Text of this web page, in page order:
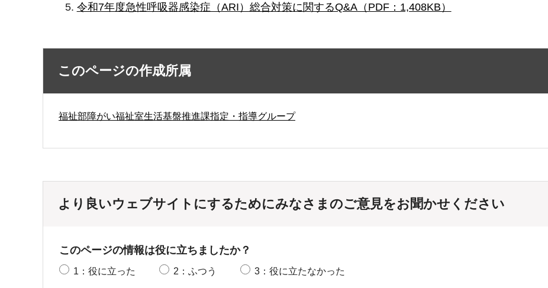
令和7年度急性呼吸器感染症（ARI）総合対策に関するQ&A（PDF：1,408KB）
このページの作成所属
福祉部障がい福祉室生活基盤推進課指定・指導グループ
より良いウェブサイトにするためにみなさまのご意見をお聞かせください
このページの情報は役に立ちましたか？
1：役に立った 2：ふつう 3：役に立たなかった